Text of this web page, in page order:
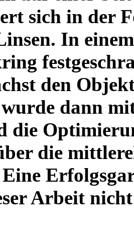
sich in der
In
den
dann
die
die
Arbeit